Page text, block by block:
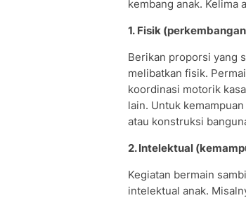
kembang anak. Kelima
1. Fisik
Berikan proporsi yang
melibatkan fisik.
koordinasi motorik
lain. Untuk
atau konstruksi
2. Intelektual
Kegiatan bermain
intelektual anak.